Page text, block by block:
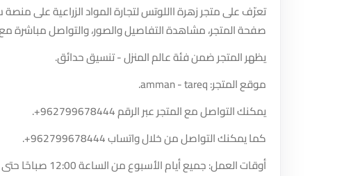
تعرّف على متجر زهرة االلوتس لتجارة المواد الزراعية على
صفحة المتجر، مشاهدة التفاصيل والصور، والتواصل مباشرة
يظهر المتجر ضمن فئة عالم المنزل - تنسيق حدائق.
موقع المتجر: amman - tareq.
يمكنك التواصل مع المتجر عبر الرقم+962799678444
.
كما يمكنك التواصل من خلال واتساب+962799678444
.
أوقات العمل: جميع أيام الأسبوع من الساعة 12:00 صباحًا حتى الساعة 11:59 مساءً.